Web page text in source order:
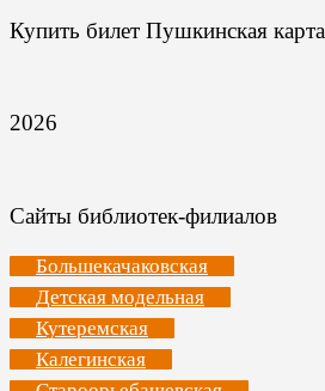
Купить билет Пушкинская карта
2026
Сайты библиотек-филиалов
Большекачаковская
Детская модельная
Кутеремская
Калегинская